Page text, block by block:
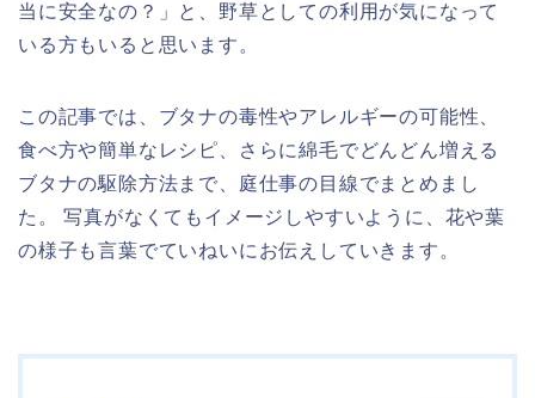
当に安全なの？」と、野草としての利用が気になって
いる方もいると思います。
この記事では、ブタナの毒性やアレルギーの可能性、
食べ方や簡単なレシピ、さらに綿毛でどんどん増える
ブタナの駆除方法まで、庭仕事の目線でまとめまし
た。 写真がなくてもイメージしやすいように、花や葉
の様子も言葉でていねいにお伝えしていきます。